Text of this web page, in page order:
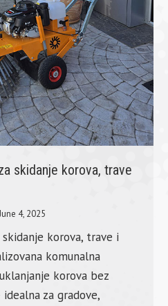
skidanje korova, trave
4, 2025
skidanje korova, trave i
komunalna
korova bez
za gradove,